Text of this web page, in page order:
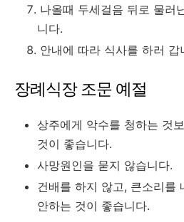
나올때 두세걸음 뒤로 물러
니다.
안내에 따라 식사를 하러 갑
장례식장 조문 예절
상주에게 악수를 청하는 것
것이 좋습니다.
사망원인을 묻지 않습니다.
건배를 하지 않고, 큰소리를
안하는 것이 좋습니다.